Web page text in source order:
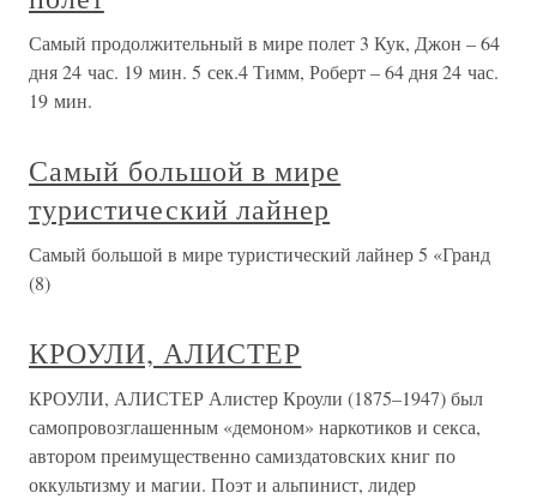
Самый продолжительный в мире полет 3 Кук, Джон – 64
дня 24 час. 19 мин. 5 сек.4 Тимм, Роберт – 64 дня 24 час.
19 мин.
Самый большой в мире
туристический лайнер
Самый большой в мире туристический лайнер 5 «Гранд
(8)
КРОУЛИ, АЛИСТЕР
КРОУЛИ, АЛИСТЕР Алистер Кроули (1875–1947) был
самопровозглашенным «демоном» наркотиков и секса,
автором преимущественно самиздатовских книг по
оккультизму и магии. Поэт и альпинист, лидер